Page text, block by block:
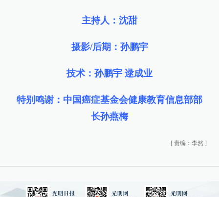
主持人：沈甜
摄影/后期：孙鹏宇
技术：孙鹏宇 逯成业
特别鸣谢：中国癌症基金会健康教育信息部部
长孙燕梅
[ 责编：李然 ]